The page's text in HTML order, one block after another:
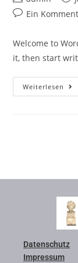
Ein
Welcome to
it, then start
Weiterlesen
Datenschutz
Impressum